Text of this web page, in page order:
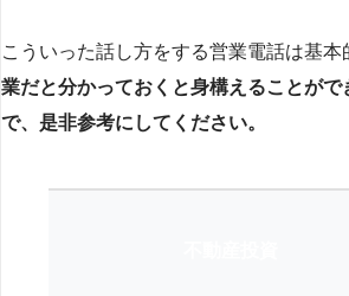
こういった話し方をする営業電話は基本
業だと分かっておくと身構えることがで
で、是非参考にしてください。